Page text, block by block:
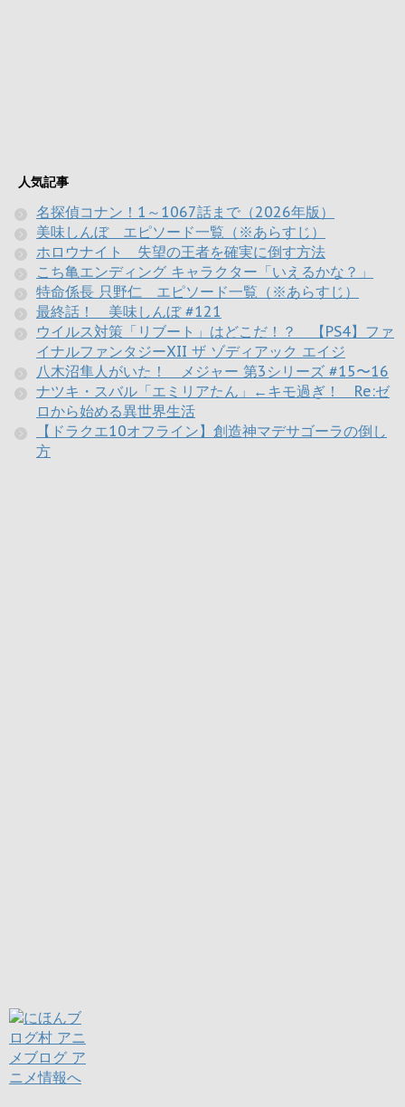
人気記事
名探偵コナン！1～1067話まで（2026年版）
美味しんぼ エピソード一覧（※あらすじ）
ホロウナイト 失望の王者を確実に倒す方法
こち亀エンディング キャラクター「いえるかな？」
特命係長 只野仁 エピソード一覧（※あらすじ）
最終話！ 美味しんぼ #121
ウイルス対策「リブート」はどこだ！？ 【PS4】ファ
イナルファンタジーXII ザ ゾディアック エイジ
八木沼隼人がいた！ メジャー 第3シリーズ #15〜16
ナツキ・スバル「エミリアたん」←キモ過ぎ！ Re:ゼ
ロから始める異世界生活
【ドラクエ10オフライン】創造神マデサゴーラの倒し
方